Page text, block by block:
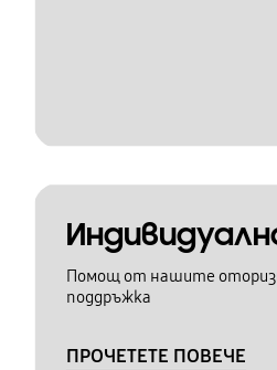
Помощ от нашите
поддръжка
ПРОЧЕТЕТЕ ПОВЕЧЕ